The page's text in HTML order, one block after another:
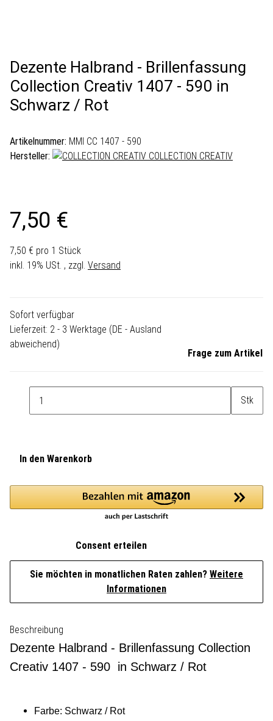
Dezente Halbrand - Brillenfassung
Collection Creativ 1407 - 590 in
Schwarz / Rot
Artikelnummer: MMI CC 1407 - 590
Hersteller:
COLLECTION CREATIV
7,50 €
7,50 € pro 1 Stück
inkl. 19% USt. , zzgl. Versand
Sofort verfügbar
Lieferzeit: 2 - 3 Werktage (DE - Ausland
abweichend)
Frage zum Artikel
Stk
In den Warenkorb
Consent erteilen
Sie möchten in monatlichen Raten zahlen? Weitere
Informationen
Beschreibung
Dezente Halbrand - Brillenfassung Collection
Creativ 1407 - 590 in Schwarz / Rot
Farbe: Schwarz / Rot